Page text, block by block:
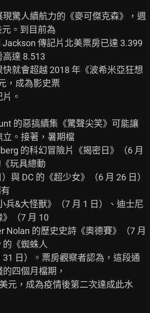
現驚人續航力的《麥可傑克森》，週
。到目前為
Jackson 傳記片北美票房已達 3.399
達 8.513
就會超越 2018 年《波希米亞狂想
，成為影史票
。
的惡搞續集《驚聲尖笑》可能讓
。接著，暑期檔
的科幻冒險片《揭密日》（6 月
玩具總動
與 DC 的《超少女》（6 月 26 日）
兵&大怪獸》（7 月 1 日）、迪士尼
（7 月 10
Nolan 的歷史史詩《奧德賽》（7 月
的《蜘蛛人
31 日）。票房觀察者認為，這段通
四個月檔期，
元，成為疫情後第二次達成此水